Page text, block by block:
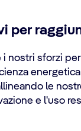
per
nostri sforzi
le
e l'uso